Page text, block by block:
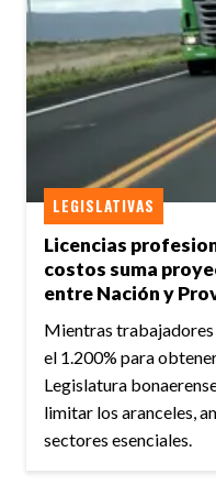
Licencias
costos suma
entre Nación y
LEGISLATIVAS
Mientras trabajadores
el 1.200% para
Legislatura
limitar los aranceles,
sectores esenciales.